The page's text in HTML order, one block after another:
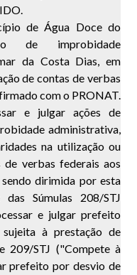
de Água Doce do
de improbidade
da Costa Dias, em
de contas de verbas
com o PRONAT.
e julgar ações de
administrativa,
na utilização ou
de verbas federais aos
dirimida por esta
Súmulas 208/STJ
e julgar prefeito
à prestação de
209/STJ ("Compete à
prefeito por desvio de